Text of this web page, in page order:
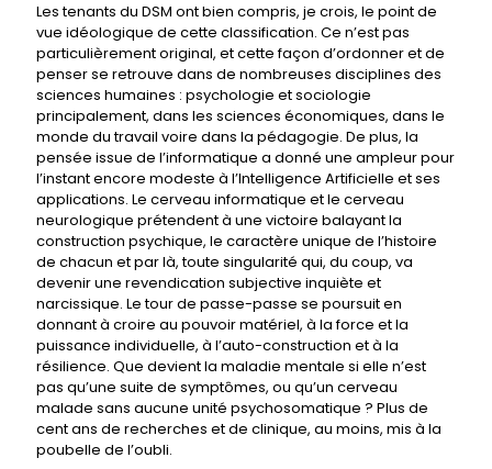
Les tenants du DSM ont bien compris, je crois, le point de
vue idéologique de cette classification. Ce n’est pas
particulièrement original, et cette façon d’ordonner et de
penser se retrouve dans de nombreuses disciplines des
sciences humaines : psychologie et sociologie
principalement, dans les sciences économiques, dans le
monde du travail voire dans la pédagogie. De plus, la
pensée issue de l’informatique a donné une ampleur pour
l’instant encore modeste à l’Intelligence Artificielle et ses
applications. Le cerveau informatique et le cerveau
neurologique prétendent à une victoire balayant la
construction psychique, le caractère unique de l’histoire
de chacun et par là, toute singularité qui, du coup, va
devenir une revendication subjective inquiète et
narcissique. Le tour de passe-passe se poursuit en
donnant à croire au pouvoir matériel, à la force et la
puissance individuelle, à l’auto-construction et à la
résilience. Que devient la maladie mentale si elle n’est
pas qu’une suite de symptômes, ou qu’un cerveau
malade sans aucune unité psychosomatique ? Plus de
cent ans de recherches et de clinique, au moins, mis à la
poubelle de l’oubli.